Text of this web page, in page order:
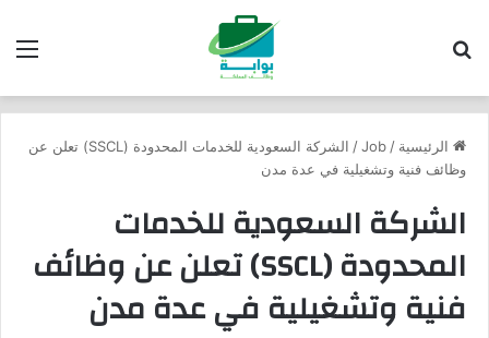
الرئيسية /
Job
/
الشركة السعودية للخدمات المحدودة (SSCL) تعلن عن
وظائف فنية وتشغيلية في عدة مدن
الشركة السعودية للخدمات
المحدودة (SSCL) تعلن عن وظائف
فنية وتشغيلية في عدة مدن